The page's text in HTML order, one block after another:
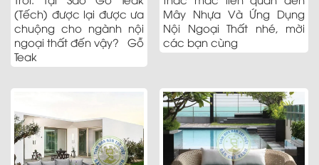
(Tếch) được lại được ưa
chuộng cho ngành nội
ngoại thất đến vậy? Gỗ
Teak
Mây Nhựa Và Ứng Dụng
Nội Ngoại Thất nhé, mời
các bạn cùng